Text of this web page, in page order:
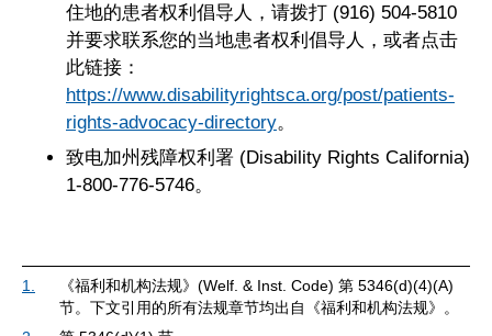
住地的患者权利倡导人，请拨打 (916) 504-5810
并要求联系您的当地患者权利倡导人，或者点击
此链接：
https://www.disabilityrightsca.org/post/patients-
rights-advocacy-directory。
致电加州残障权利署 (Disability Rights California)
1-800-776-5746。
1.
《福利和机构法规》(Welf. & Inst. Code) 第 5346(d)(4)(A)
节。下文引用的所有法规章节均出自《福利和机构法规》。